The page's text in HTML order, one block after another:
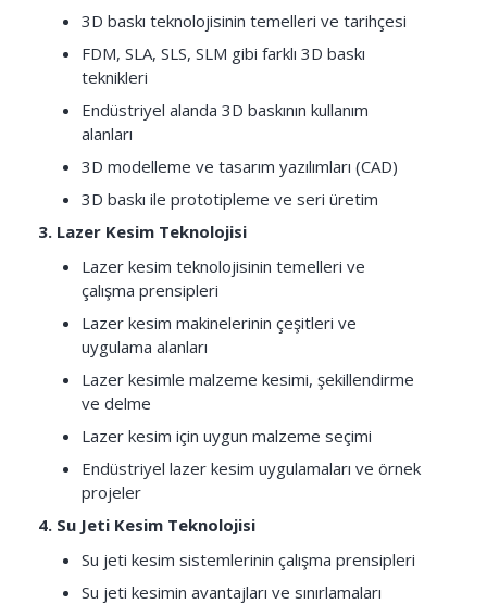
3D baskı teknolojisinin temelleri ve tarihçesi
FDM, SLA, SLS, SLM gibi farklı 3D baskı
teknikleri
Endüstriyel alanda 3D baskının kullanım
alanları
3D modelleme ve tasarım yazılımları (CAD)
3D baskı ile prototipleme ve seri üretim
3. Lazer Kesim Teknolojisi
Lazer kesim teknolojisinin temelleri ve
çalışma prensipleri
Lazer kesim makinelerinin çeşitleri ve
uygulama alanları
Lazer kesimle malzeme kesimi, şekillendirme
ve delme
Lazer kesim için uygun malzeme seçimi
Endüstriyel lazer kesim uygulamaları ve örnek
projeler
4. Su Jeti Kesim Teknolojisi
Su jeti kesim sistemlerinin çalışma prensipleri
Su jeti kesimin avantajları ve sınırlamaları